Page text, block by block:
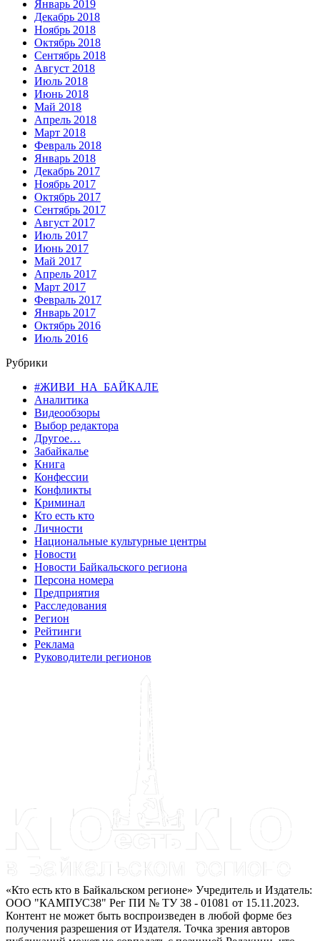
Январь 2019
Декабрь 2018
Ноябрь 2018
Октябрь 2018
Сентябрь 2018
Август 2018
Июль 2018
Июнь 2018
Май 2018
Апрель 2018
Март 2018
Февраль 2018
Январь 2018
Декабрь 2017
Ноябрь 2017
Октябрь 2017
Сентябрь 2017
Август 2017
Июль 2017
Июнь 2017
Май 2017
Апрель 2017
Март 2017
Февраль 2017
Январь 2017
Октябрь 2016
Июль 2016
Рубрики
#ЖИВИ_НА_БАЙКАЛЕ
Аналитика
Видеообзоры
Выбор редактора
Другое…
Забайкалье
Книга
Конфессии
Конфликты
Криминал
Кто есть кто
Личности
Национальные культурные центры
Новости
Новости Байкальского региона
Персона номера
Предприятия
Расследования
Регион
Рейтинги
Реклама
Руководители регионов
«Кто есть кто в Байкальском регионе» Учредитель и Издатель:
ООО "КАМПУС38" Рег ПИ № ТУ 38 - 01081 от 15.11.2023.
Контент не может быть воспроизведен в любой форме без
получения разрешения от Издателя. Точка зрения авторов